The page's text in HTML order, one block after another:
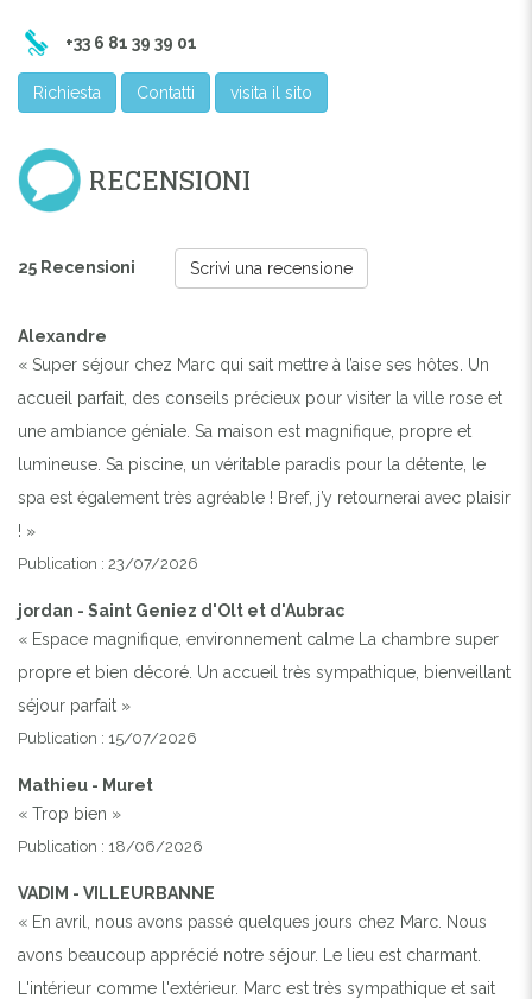
+33 6 81 39 39 01
Richiesta Contatti visita il sito
RECENSIONI
25 Recensioni Scrivi una recensione
Alexandre
« Super séjour chez Marc qui sait mettre à l’aise ses hôtes. Un
accueil parfait, des conseils précieux pour visiter la ville rose et
une ambiance géniale. Sa maison est magnifique, propre et
lumineuse. Sa piscine, un véritable paradis pour la détente, le
spa est également très agréable ! Bref, j’y retournerai avec plaisir
! »
Publication : 23/07/2026
jordan - Saint Geniez d'Olt et d'Aubrac
« Espace magnifique, environnement calme La chambre super
propre et bien décoré. Un accueil très sympathique, bienveillant
séjour parfait »
Publication : 15/07/2026
Mathieu - Muret
« Trop bien »
Publication : 18/06/2026
VADIM - VILLEURBANNE
« En avril, nous avons passé quelques jours chez Marc. Nous
avons beaucoup apprécié notre séjour. Le lieu est charmant.
L'intérieur comme l'extérieur. Marc est très sympathique et sait